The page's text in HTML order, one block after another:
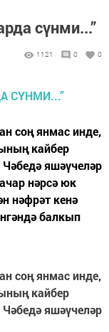
сүнми...”
1121 0 0
соң янмас инде,
кайбер
яшәүчеләр
нәрсә юк
нәфрәт кенә
балкып
соң янмас инде,
кайбер
яшәүчеләр